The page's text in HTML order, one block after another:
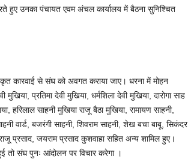
हुए उनका पंचायत एवम अंचल कार्यालय में बैठना सुनिश्चित
कारवाई से संघ को अवगत कराया जाए। धरना में मोहन
प्रतिमा देवी मुखिया, धर्मशिला देवी मुखिया, दारोगा साह
साहनी मुखिया राजू बैठा मुखिया, रामायण साहनी,
वार्ड, बजरंगी साहनी, शिवराम साहनी, शेख बचा बाबू, सिकंदर
प्रसाद, जयराम प्रसाद कुशवाहा सहित अन्य शामिल हुए।
तो संघ पुनः आंदोलन पर विचार करेगा ।